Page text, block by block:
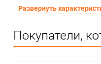
Предназначение товара
Особые условия
Развернуть
Покупатели,